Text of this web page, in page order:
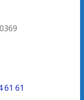
61 61